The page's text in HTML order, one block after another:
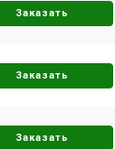
Заказать
Заказать
Заказать